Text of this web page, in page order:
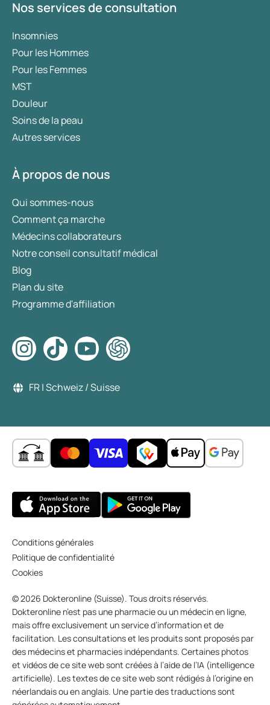
Nos services de consultation
Insomnies
Pour les Hommes
Pour les Femmes
MST
Douleur
Soins de la peau
Autres services
À propos de nous
Qui sommes-nous
Comment ça marche
Médecins collaborateurs
Notre conseil consultatif médical
Blog
Plan du site
Programme d'affiliation
FR | Schweiz / Suisse
Conditions générales
Politique de confidentialité
Cookies
© 2026 Dokteronline (Suisse). Tous droits réservés.
Dokteronline n’est pas une pharmacie ou un médecin en ligne,
mais offre exclusivement un service d’information et de
facilitation. Les consultations et les produits sont proposés par
des médecins et pharmacies indépendants. Certaines photos
et vidéos de ce site web sont créées à l’aide de l’IA (intelligence
artificielle). Les textes de ce site web sont rédigés à l’origine en
néerlandais ou en anglais. Une partie des traductions sont